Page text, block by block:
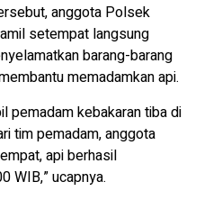
anggota Polsek
setempat langsung
barang-barang
memadamkan api.
pemadam kebakaran tiba di
tim pemadam, anggota
api berhasil
WIB,” ucapnya.